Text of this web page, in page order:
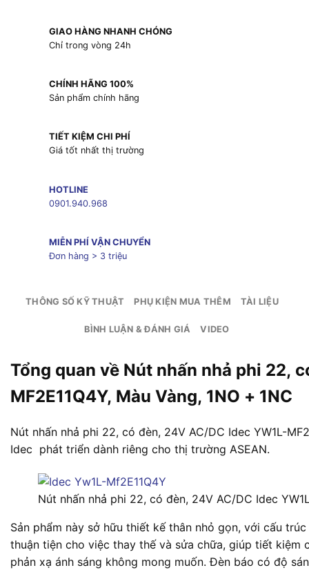
GIAO HÀNG NHANH CHÓNG
Chỉ trong vòng 24h
CHÍNH HÃNG 100%
Sản phẩm chính hãng
TIẾT KIỆM CHI PHÍ
Giá tốt nhất thị trường
HOTLINE
0901.940.968
MIỄN PHÍ VẬN CHUYỂN
Đơn hàng > 3 triệu
THÔNG SỐ KỸ THUẬT PHỤ KIỆN MUA THÊM TÀI LIỆU
BÌNH LUẬN & ĐÁNH GIÁ VIDEO
Tổng quan về Nút nhấn nhả phi 22,
MF2E11Q4Y, Màu Vàng, 1NO + 1NC
Nút nhấn nhả phi 22, có đèn, 24V AC/DC Idec YW1L-
Idec phát triển dành riêng cho thị trường ASEAN.
Nút nhấn nhả phi 22, có đèn, 24V AC/DC Idec
Sản phẩm này sở hữu thiết kế thân nhỏ gọn, với cấu
thuận tiện cho việc thay thế và sửa chữa, giúp tiết
phản xạ ánh sáng không mong muốn. Đèn báo có độ